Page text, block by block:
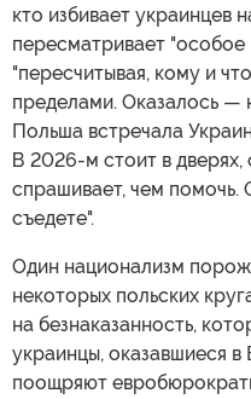
кто избивает украинцев
пересматривает
"пересчитывая, кому и
пределами. Оказалось —
Польша встречала
В 2026-м стоит в
спрашивает, чем помочь.
съедете".
Один национализм
некоторых польских
на безнаказанность,
украинцы, оказавшиеся в
поощряют